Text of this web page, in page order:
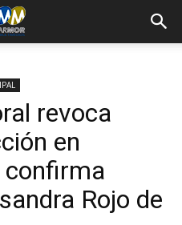
revoca
en
confirma
Rojo de